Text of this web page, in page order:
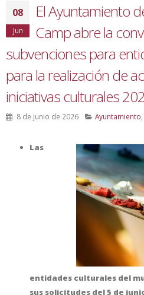
08
Jun
El Ayuntamiento
Camp abre la
subvenciones para
para la realización de
iniciativas culturales
8 de junio de 2026 Ayuntamiento
Las
entidades culturales del
sus solicitudes del 5 de